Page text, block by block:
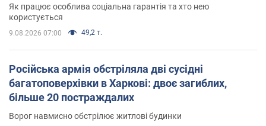
Як працює особлива соціальна гарантія та хто нею
користується
9.08.2026 07:00 49,2 т.
Російська армія обстріляла дві сусідні
багатоповерхівки в Харкові: двоє загиблих,
більше 20 постраждалих
Ворог навмисно обстрілює житлові будинки